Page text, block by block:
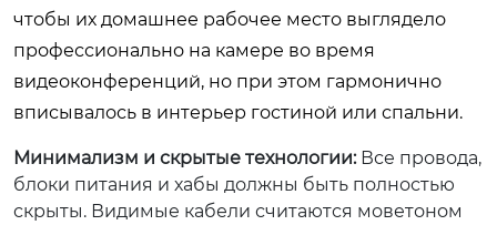
чтобы их домашнее рабочее место выглядело
профессионально на камере во время
видеоконференций, но при этом гармонично
вписывалось в интерьер гостиной или спальни.
Минимализм и скрытые технологии:Все провода,
блоки питания и хабы должны быть полностью
скрыты. Видимые кабели считаются моветоном